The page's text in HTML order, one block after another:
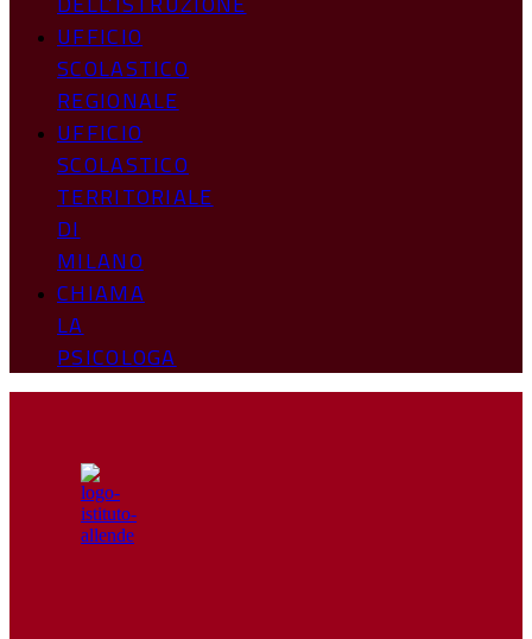
UFFICIO
SCOLASTICO
REGIONALE
UFFICIO
SCOLASTICO
TERRITORIALE
DI
MILANO
CHIAMA
LA
PSICOLOGA